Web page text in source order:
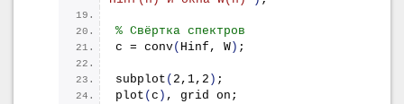
% Свёртка спектров
c = conv( Hinf, W ) ;
subplot ( 2,1,2 ) ;
plot ( c ) , grid on;